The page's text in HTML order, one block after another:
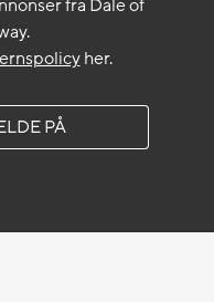
fra Dale of
her.
PÅ